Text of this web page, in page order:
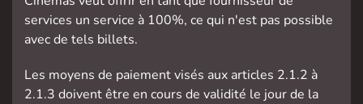
services un service à 100%, ce qui n'est pas possible
avec de tels billets.
Les moyens de paiement visés aux articles 2.1.2 à
2.1.3 doivent être en cours de validité le jour de la